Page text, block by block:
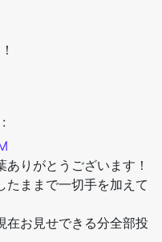
りがとうございます！
たままで一切手を加えて
在お見せできる分全部投